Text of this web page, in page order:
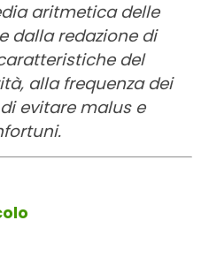
aritmetica delle
dalla redazione di
del
alla frequenza dei
evitare malus e